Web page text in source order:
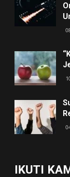
IKUTI